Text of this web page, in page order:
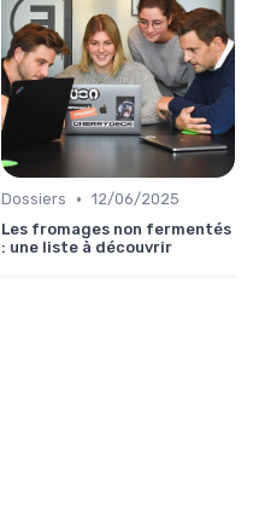
Dossiers • 12/06/2025
Les fromages non fermentés
: une liste à découvrir